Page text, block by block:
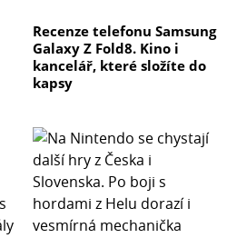
Recenze telefonu Samsung
Galaxy Z Fold8. Kino i
kancelář, které složíte do
kapsy